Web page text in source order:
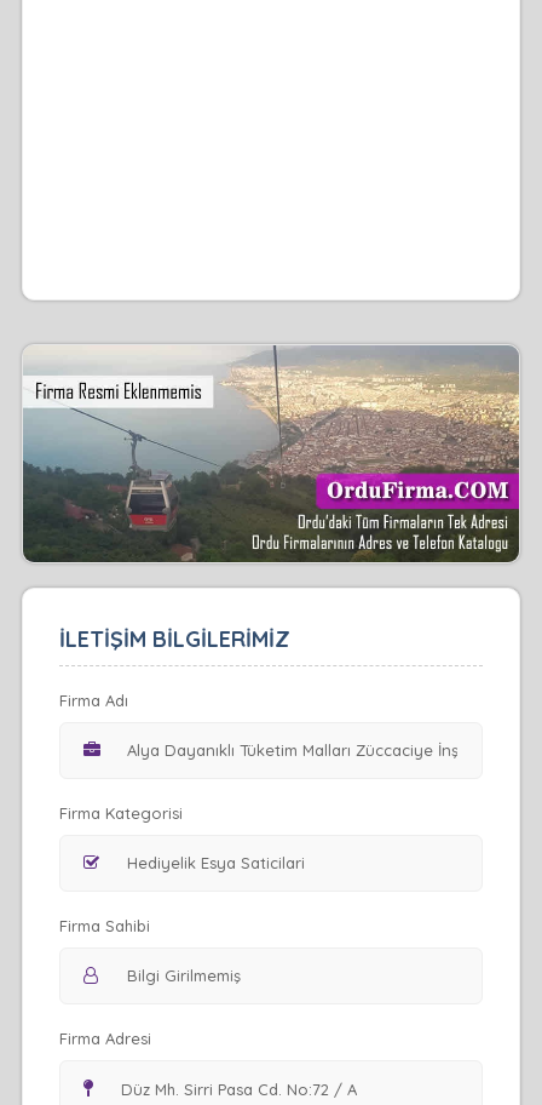
İLETİŞİM BİLGİLERİMİZ
Firma Adı
Firma Kategorisi
Firma Sahibi
Firma Adresi